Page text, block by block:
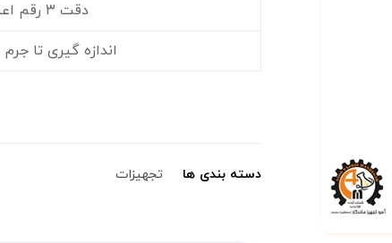
دقت ۳ رقم اعشار
اندازه گیری تا جرم ۳۰۰ گرم
دسته بندی ها تجهیزات